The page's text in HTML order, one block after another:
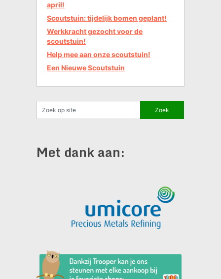
april!
Scoutstuin: tijdelijk bomen geplant!
Werkkracht gezocht voor de
scoutstuin!
Help mee aan onze scoutstuin!
Een Nieuwe Scoutstuin
Met dank aan: